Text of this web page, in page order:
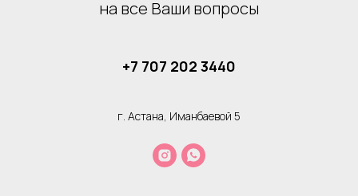
на все Ваши вопросы
+7 707 202 3440
г. Астана, Иманбаевой 5